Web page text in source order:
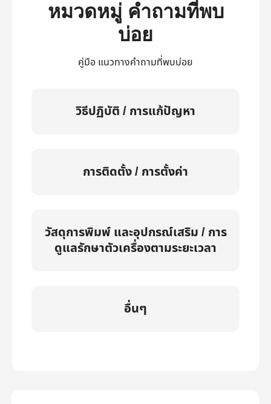
หมวดหมู่ คำถามที่พบ
บ่อย
คู่มือ แนวทางคำถามที่พบบ่อย
วิธีปฏิบัติ / การแก้ปัญหา
การติดตั้ง / การตั้งค่า
วัสดุการพิมพ์ และอุปกรณ์เสริม / การ
ดูแลรักษาตัวเครื่องตามระยะเวลา
อื่นๆ